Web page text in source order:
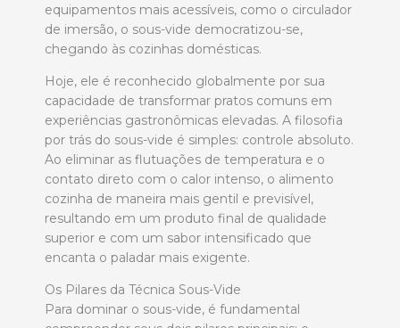
equipamentos mais acessíveis, como o circulador
de imersão, o sous-vide democratizou-se,
chegando às cozinhas domésticas.
Hoje, ele é reconhecido globalmente por sua
capacidade de transformar pratos comuns em
experiências gastronômicas elevadas. A filosofia
por trás do sous-vide é simples: controle absoluto.
Ao eliminar as flutuações de temperatura e o
contato direto com o calor intenso, o alimento
cozinha de maneira mais gentil e previsível,
resultando em um produto final de qualidade
superior e com um sabor intensificado que
encanta o paladar mais exigente.
Os Pilares da Técnica Sous-Vide
Para dominar o sous-vide, é fundamental